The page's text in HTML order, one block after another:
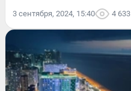
3 сентября, 2024, 15:40 4 633